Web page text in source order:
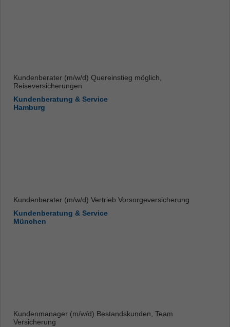
Kundenberater (m/w/d) Quereinstieg möglich,
Reiseversicherungen
Kundenberatung & Service
Hamburg
Kundenberater (m/w/d) Vertrieb Vorsorgeversicherung
Kundenberatung & Service
München
Kundenmanager (m/w/d) Bestandskunden, Team
Versicherung